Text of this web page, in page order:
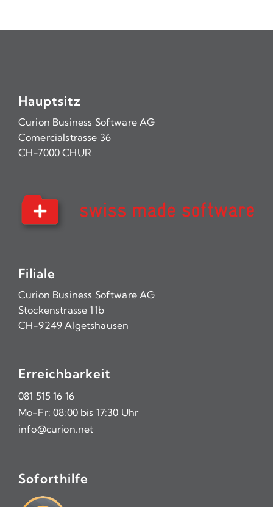
Hauptsitz
Curion Business Software AG
Comercialstrasse 36
CH-7000 CHUR
Filiale
Curion Business Software AG
Stockenstrasse 11b
CH-9249 Algetshausen
Erreichbarkeit
081 515 16 16
Mo-Fr: 08:00 bis 17:30 Uhr
info@curion.net
Soforthilfe